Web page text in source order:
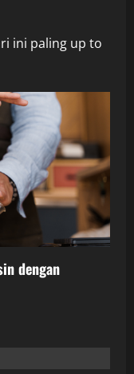
ini paling up to
dengan